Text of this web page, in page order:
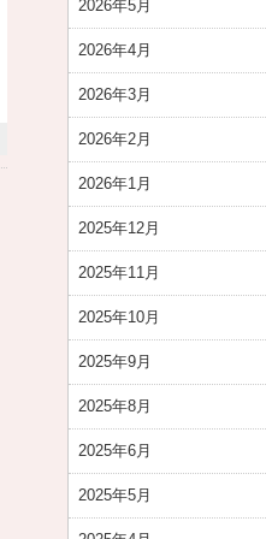
2026年5月
2026年4月
2026年3月
2026年2月
2026年1月
2025年12月
2025年11月
2025年10月
2025年9月
2025年8月
2025年6月
2025年5月